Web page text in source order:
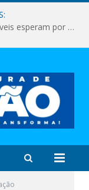
por você!